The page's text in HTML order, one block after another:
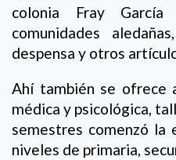
colonia Fray
comunidades
despensa y otros
Ahí también se ofrece
médica y psicológica,
semestres comenzó la
niveles de primaria,